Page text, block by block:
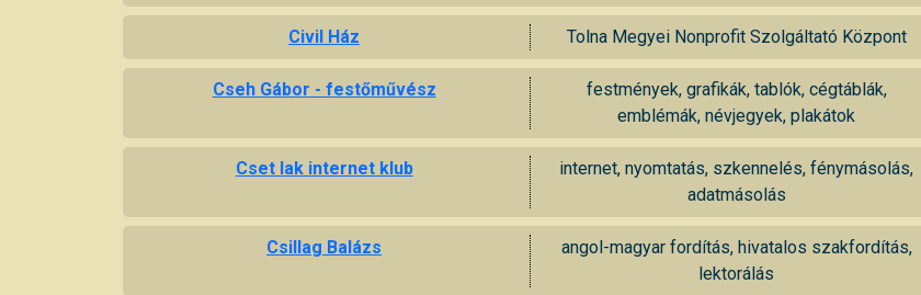
Civil Ház Tolna Megyei Nonprofit Szolgáltató Központ
Cseh Gábor - festőművész
festmények, grafikák, tablók, cégtáblák,
emblémák, névjegyek, plakátok
Cset lak internet klub
internet, nyomtatás, szkennelés, fénymásolás,
adatmásolás
Csillag Balázs
angol-magyar fordítás, hivatalos szakfordítás,
lektorálás